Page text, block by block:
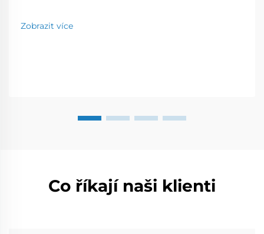
Porovnejte výrobní kapacitu, značky a náklady, abyste
našli nejlepší řešení pro vaše podnikatelské potřeby.
Zobrazit více
Co říkají naši klienti